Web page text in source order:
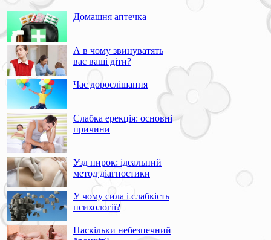
Домашня аптечка
А в чому звинуватять
вас ваші діти?
Час дорослішання
Слабка ерекція: основні
причини
Узд нирок: ідеальний
метод діагностики
У чому сила і слабкість
психології?
Наскільки небезпечний